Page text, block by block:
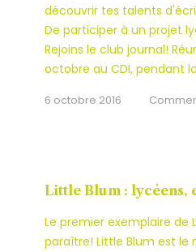
découvrir tes talents
De participer à un projet
Rejoins le club journal!
octobre au CDI, pendant
6 octobre 2016
Little Blum : lycéens,
Le premier exemplaire de
paraître! Little Blum est le